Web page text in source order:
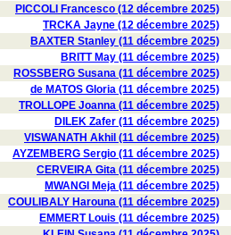
PICCOLI Francesco (12 décembre 2025)
TRCKA Jayne (12 décembre 2025)
BAXTER Stanley (11 décembre 2025)
BRITT May (11 décembre 2025)
ROSSBERG Susana (11 décembre 2025)
de MATOS Gloria (11 décembre 2025)
TROLLOPE Joanna (11 décembre 2025)
DILEK Zafer (11 décembre 2025)
VISWANATH Akhil (11 décembre 2025)
AYZEMBERG Sergio (11 décembre 2025)
CERVEIRA Gita (11 décembre 2025)
MWANGI Meja (11 décembre 2025)
COULIBALY Harouna (11 décembre 2025)
EMMERT Louis (11 décembre 2025)